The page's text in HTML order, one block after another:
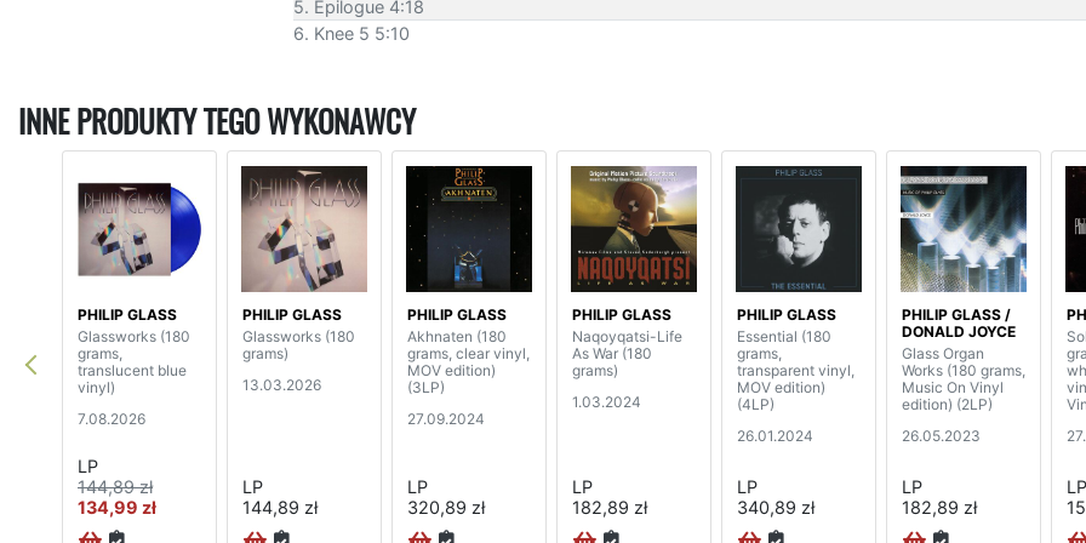
5. Epilogue 4:18
6. Knee 5 5:10
INNE PRODUKTY TEGO WYKONAWCY
PHILIP GLASS
Glassworks (180
grams,
translucent blue
vinyl)
7.08.2026
LP
144,89 zł
134,99 zł
PHILIP GLASS
Glassworks (180
grams)
13.03.2026
LP
144,89 zł
PHILIP GLASS
Akhnaten (180
grams, clear vinyl,
MOV edition)
(3LP)
27.09.2024
LP
320,89 zł
PHILIP GLASS
Naqoyqatsi-Life
As War (180
grams)
1.03.2024
LP
182,89 zł
PHILIP GLASS
Essential (180
grams,
transparent vinyl,
MOV edition)
(4LP)
26.01.2024
LP
340,89 zł
PHILIP GLASS /
DONALD JOYCE
Glass Organ
Works (180 grams,
Music On Vinyl
edition) (2LP)
26.05.2023
LP
182,89 zł
LP